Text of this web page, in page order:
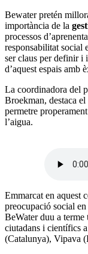
Bewater pretén
importància de la
processos
responsabilitat social
ser claus per definir i
d’aquest espais amb
La coordinadora del
Broekman, destaca
permetre
l’aigua.
Emmarcat en aquest
preocupació social
BeWater duu a terme
ciutadans i científics
(Catalunya), Vipava